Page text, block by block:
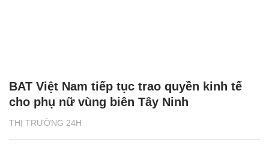
THỊ TRƯỜNG 24H
BAT Việt Nam tiếp tục trao quyền kinh tế
cho phụ nữ vùng biên Tây Ninh